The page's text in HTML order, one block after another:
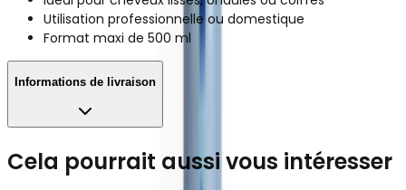
Utilisation professionnelle ou domestique
Format maxi de 500 ml
Informations de livraison
Cela pourrait aussi vous intéresser